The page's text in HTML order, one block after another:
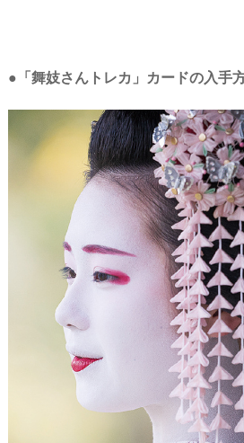
●「舞妓さんトレカ」カードの入手